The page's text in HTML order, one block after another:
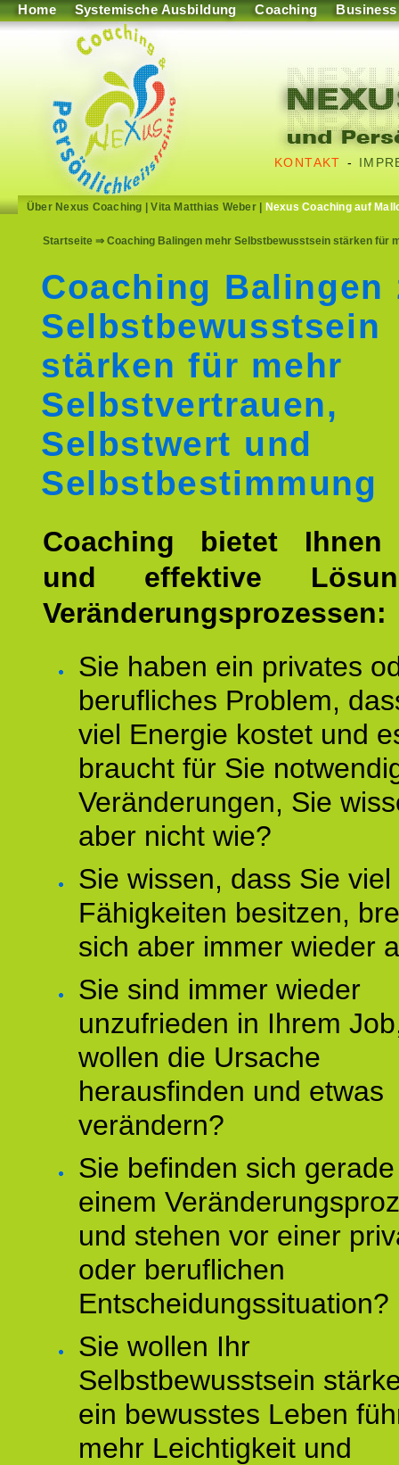
Home Systemische Ausbildung Coaching Business
KONTAKT -
Über Nexus Coaching |Vita Matthias Weber| Nexus Coaching auf
Startseite ⇒ Coaching Balingen mehr Selbstbewusstsein stärken für
Coaching Balingen
Selbstbewusstsein
stärken für mehr
Selbstvertrauen,
Selbstwert und
Selbstbestimmung
Coaching bietet Ihnen
und effektive
Veränderungsprozessen:
Sie haben ein privates
berufliches Problem,
viel Energie kostet und
braucht für Sie
Veränderungen, Sie
aber nicht wie?
Sie wissen, dass Sie
Fähigkeiten besitzen,
sich aber immer wieder
Sie sind immer wieder
unzufrieden in Ihrem
wollen die Ursache
herausfinden und etwas
verändern?
Sie befinden sich
einem
und stehen vor einer
oder beruflichen
Entscheidungssituation?
Sie wollen Ihr
Selbstbewusstsein
ein bewusstes Leben
mehr Leichtigkeit und